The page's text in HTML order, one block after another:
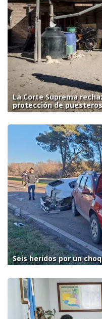
La Corte Suprema
protección de
Seis heridos por un